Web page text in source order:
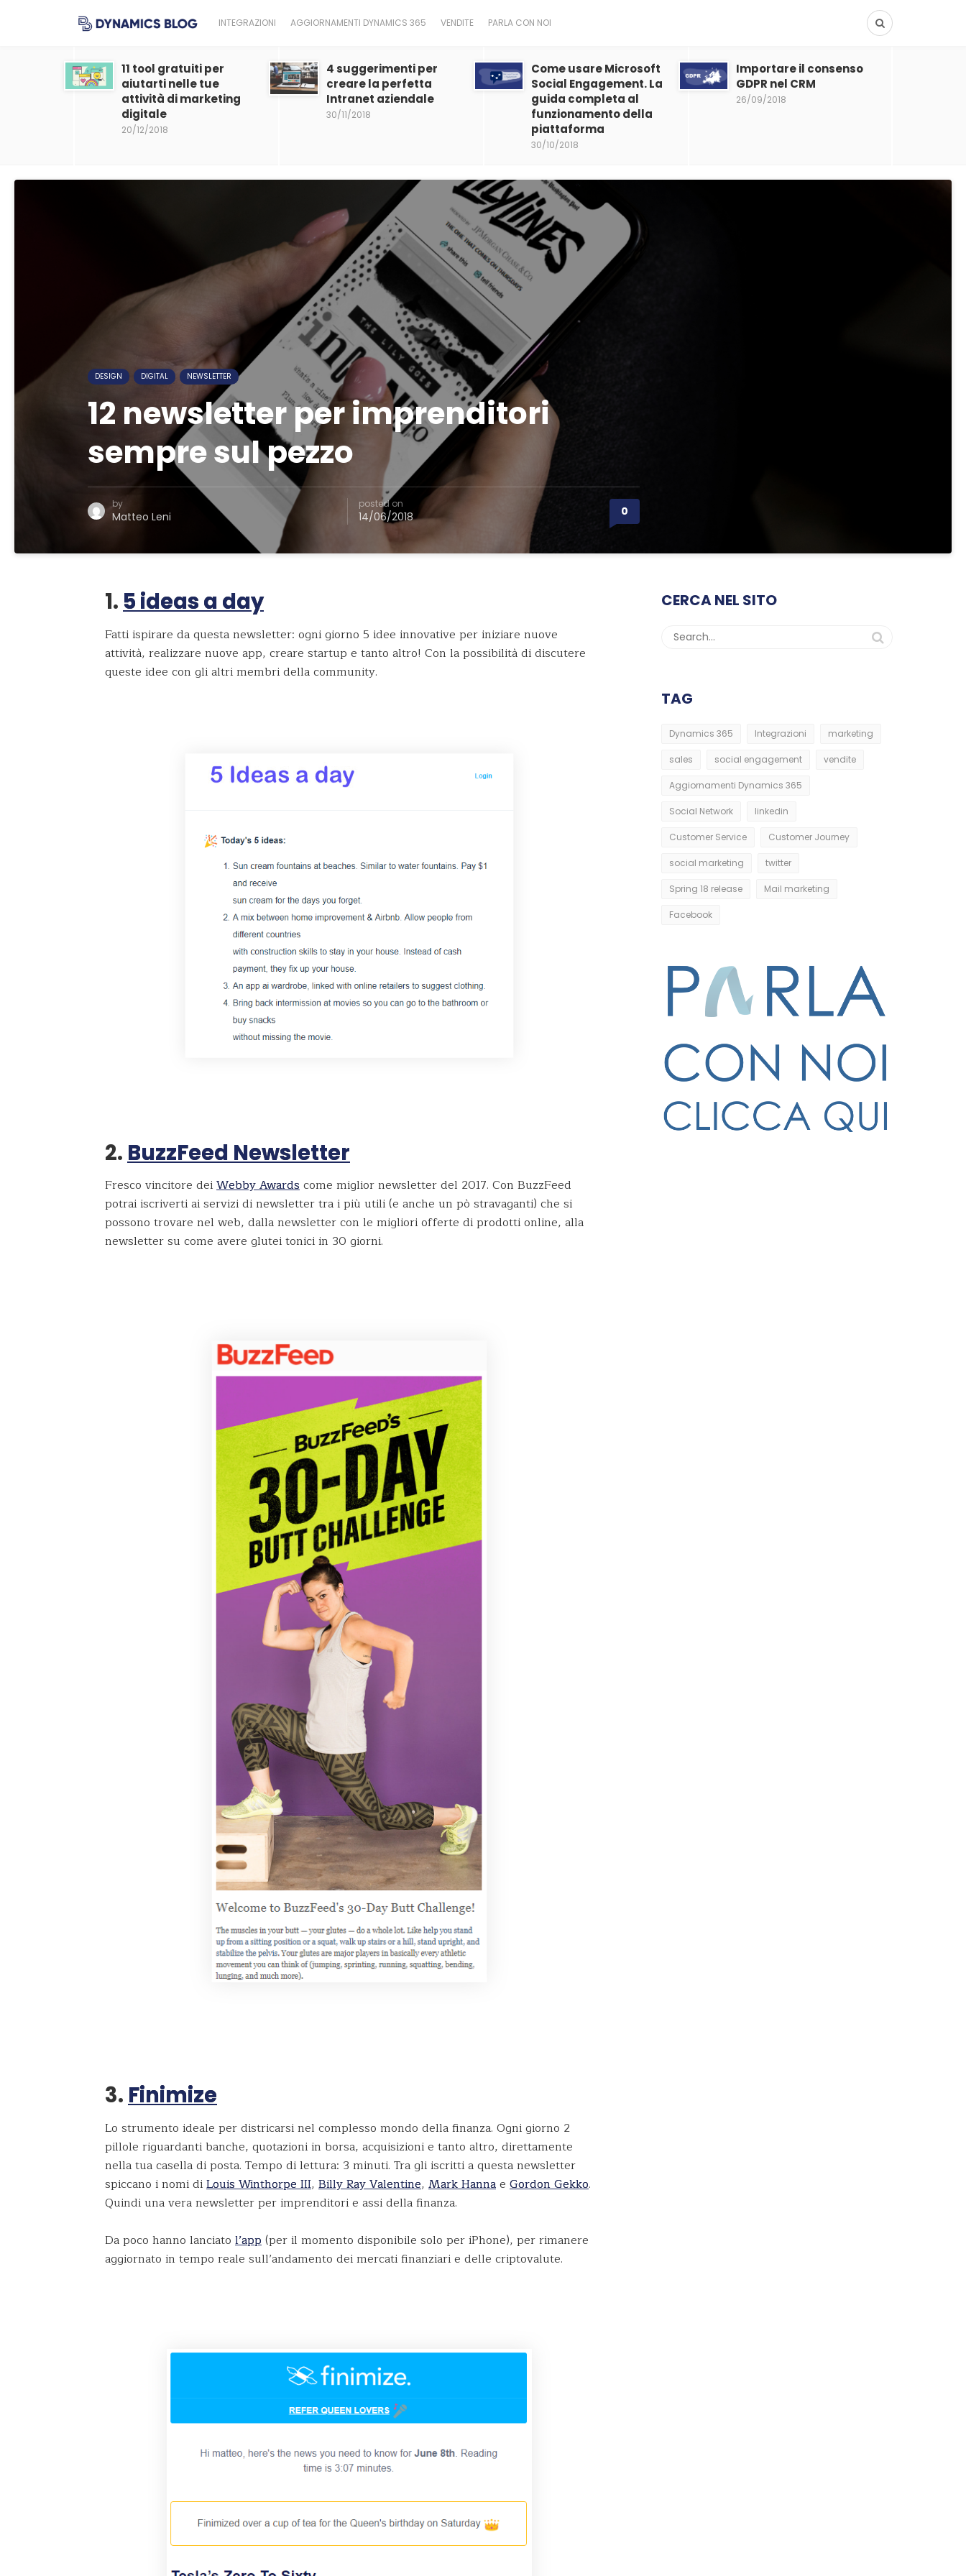
INTEGRAZIONI AGGIORNAMENTI DYNAMICS 365 VENDITE PARLA CON NOI
11 tool gratuiti per
aiutarti nelle tue
attività di marketing
digitale
20/12/2018
4 suggerimenti per
creare la perfetta
Intranet aziendale
30/11/2018
Come usare Microsoft
Social Engagement. La
guida completa al
funzionamento della
piattaforma
30/10/2018
Importare il consenso
GDPR nel CRM
26/09/2018
DESIGN DIGITAL NEWSLETTER
12 newsletter per imprenditori
sempre sul pezzo
by
Matteo Leni
posted on
14/06/2018 0
1. 5 ideas a day
Fatti ispirare da questa newsletter: ogni giorno 5 idee innovative per iniziare nuove
attività, realizzare nuove app, creare startup e tanto altro! Con la possibilità di discutere
queste idee con gli altri membri della community.
2. BuzzFeed Newsletter
Fresco vincitore deiWebby Awardscome miglior newsletter del 2017. Con BuzzFeed
potrai iscriverti ai servizi di newsletter tra i più utili (e anche un pò stravaganti) che si
possono trovare nel web, dalla newsletter con le migliori offerte di prodotti online, alla
newsletter su come avere glutei tonici in 30 giorni.
3. Finimize
Lo strumento ideale per districarsi nel complesso mondo della finanza. Ogni giorno 2
pillole riguardanti banche, quotazioni in borsa, acquisizioni e tanto altro, direttamente
nella tua casella di posta. Tempo di lettura: 3 minuti. Tra gli iscritti a questa newsletter
spiccano i nomi diLouis Winthorpe III, Billy Ray Valentine, Mark Hannae Gordon Gekko.
Quindi una vera newsletter per imprenditori e assi della finanza.
Da poco hanno lanciato l’app(per il momento disponibile solo per iPhone), per rimanere
aggiornato in tempo reale sull’andamento dei mercati finanziari e delle criptovalute.
CERCA NEL SITO
TAG
Dynamics 365 Integrazioni marketing
sales social engagement vendite
Aggiornamenti Dynamics 365
Social Network linkedin
Customer Service Customer Journey
social marketing twitter
Spring 18 release Mail marketing
Facebook